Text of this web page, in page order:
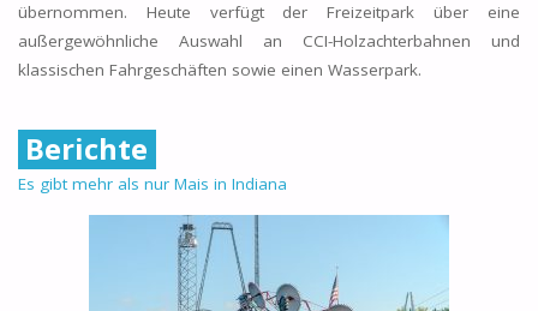
übernommen. Heute verfügt der Freizeitpark über eine
außergewöhnliche Auswahl an CCI-Holzachterbahnen und
klassischen Fahrgeschäften sowie einen Wasserpark.
Berichte
Es gibt mehr als nur Mais in Indiana